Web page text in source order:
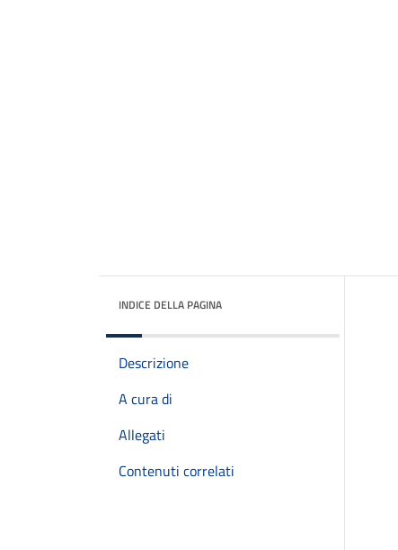
INDICE DELLA PAGINA
Descrizione
A cura di
Allegati
Contenuti correlati